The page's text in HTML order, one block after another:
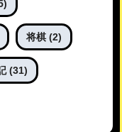
将棋(2)
(31)